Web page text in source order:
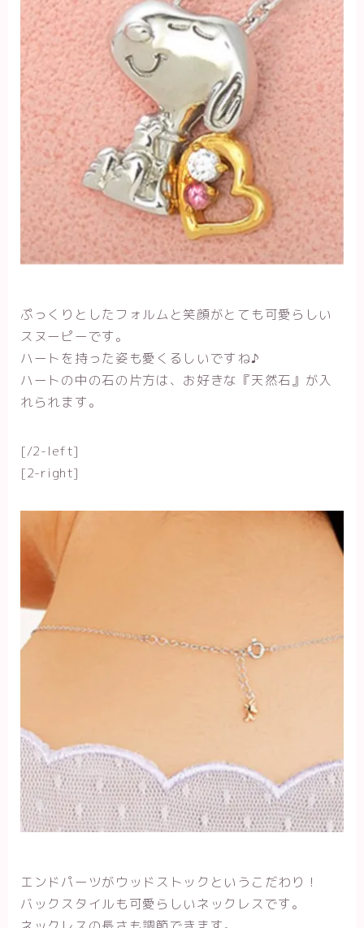
ぷっくりとしたフォルムと笑顔がとても可愛らしい
スヌーピーです。
ハートを持った姿も愛くるしいですね♪
ハートの中の石の片方は、お好きな『天然石』が入
れられます。
[/2-left]
[2-right]
エンドパーツがウッドストックというこだわり！
バックスタイルも可愛らしいネックレスです。